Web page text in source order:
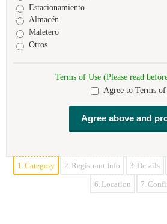
Estacionamiento
Almacén
Maletero
Otros
Terms of Use (Please read
Agree to Terms of
1.Category 2. Registrant Info 3. Details
6. Location 7.